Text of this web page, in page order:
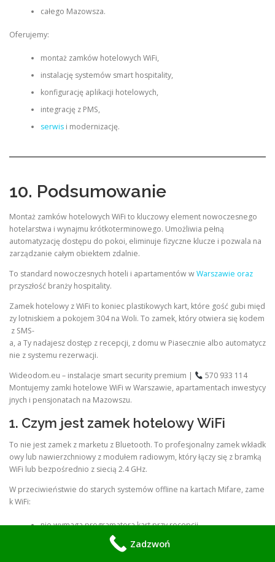
całego Mazowsza.
Oferujemy:
montaż zamków hotelowych WiFi,
instalację systemów smart hospitality,
konfigurację aplikacji hotelowych,
integrację z PMS,
serwisi modernizację.
10. Podsumowanie
Montaż zamków hotelowych WiFi to kluczowy element nowoczesnego
hotelarstwa i wynajmu krótkoterminowego. Umożliwia pełną
automatyzację dostępu do pokoi, eliminuje fizyczne klucze i pozwala na
zarządzanie całym obiektem zdalnie.
To standard nowoczesnych hoteli i apartamentów wWarszawie oraz
przyszłość branży hospitality.
Zamek hotelowy z WiFi to koniec plastikowych kart, które gość gubi międ
zy lotniskiem a pokojem 304 na Woli. To zamek, który otwiera się kodem
z SMS-
a, a Ty nadajesz dostęp z recepcji, z domu w Piasecznie albo automatycz
nie z systemu rezerwacji.
Wideodom.eu – instalacje smart security premium |
570 933 114
Montujemy zamki hotelowe WiFi w Warszawie, apartamentach inwestycy
jnych i pensjonatach na Mazowszu.
1. Czym jest zamek hotelowy WiFi
To nie jest zamek z marketu z Bluetooth. To profesjonalny zamek wkładk
owy lub nawierzchniowy z modułem radiowym, który łączy się z bramką
WiFi lub bezpośrednio z siecią 2.4 GHz.
W przeciwieństwie do starych systemów offline na kartach Mifare, zame
k WiFi:
nie wymaga programatora kart przy recepcji,
aktualizuje listę kodów w czasie rzeczywistym,
Zadzwoń